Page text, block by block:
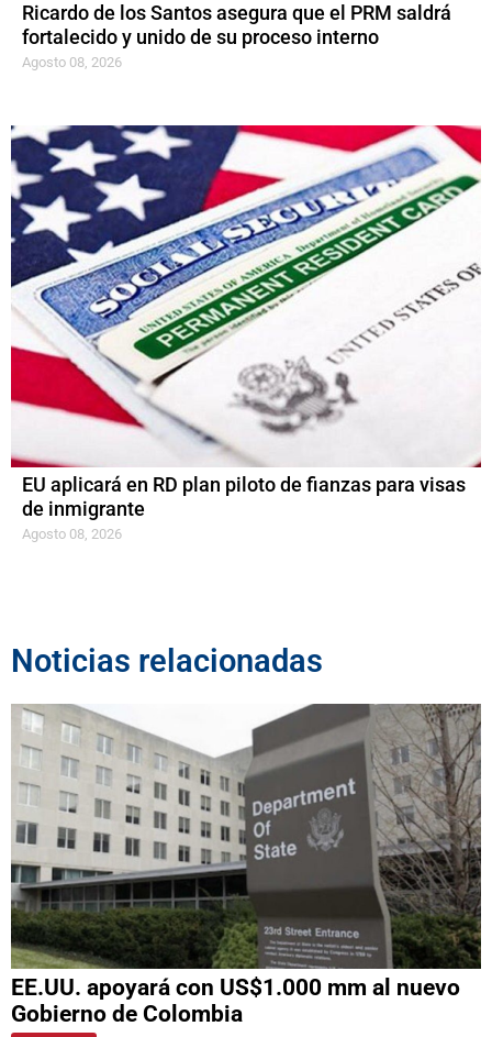
Ricardo de los Santos asegura que el PRM saldrá
fortalecido y unido de su proceso interno
Agosto 08, 2026
EU aplicará en RD plan piloto de fianzas para visas
de inmigrante
Agosto 08, 2026
Noticias relacionadas
EE.UU. apoyará con US$1.000 mm al nuevo
Gobierno de Colombia